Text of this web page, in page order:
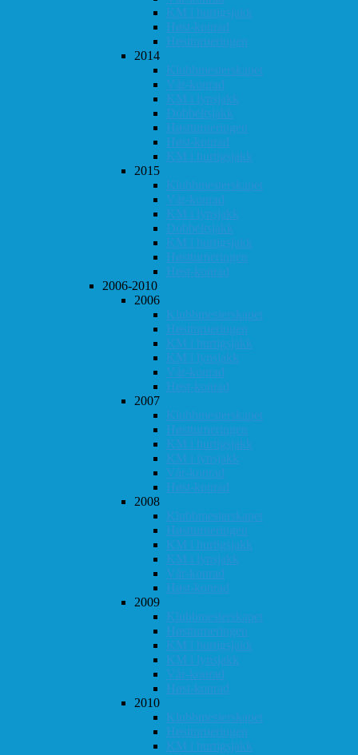
KM i hurtigsjakk
Høst-konrad
Høstturneringen
2014
Klubbmesterskapet
Vår-konrad
KM i lynsjakk
Dobbeltsjakk
Høstturneringen
Høst-konrad
KM i hurtigsjakk
2015
Klubbmesterskapet
Vår-konrad
KM i lynsjakk
Dobbeltsjakk
KM i hurtigsjakk
Høstturneringen
Høst-konrad
2006-2010
2006
Klubbmesterskapet
Høstturneringen
KM i hurtigsjakk
KM i lynsjakk
Vår-konrad
Høst-konrad
2007
Klubbmesterskapet
Høstturneringen
KM i hurtigsjakk
KM i lynsjakk
Vår-konrad
Høst-konrad
2008
Klubbmesterskapet
Høstturneringen
KM i hurtigsjakk
KM i lynsjakk
Vår-konrad
Høst-konrad
2009
Klubbmesterskapet
Høstturneringen
KM i hurtigsjakk
KM i lynsjakk
Vår-konrad
Høst-konrad
2010
Klubbmesterskapet
Høstturneringen
KM i hurtigsjakk